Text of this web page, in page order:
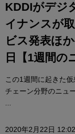
KDDIがデジ
イナンスが
ビス発表ほ
日【1週間の
この1週間に起きた
チェーン分野のニュ
2020年2月22日 12:02